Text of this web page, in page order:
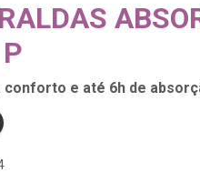
conforto e até 6h de